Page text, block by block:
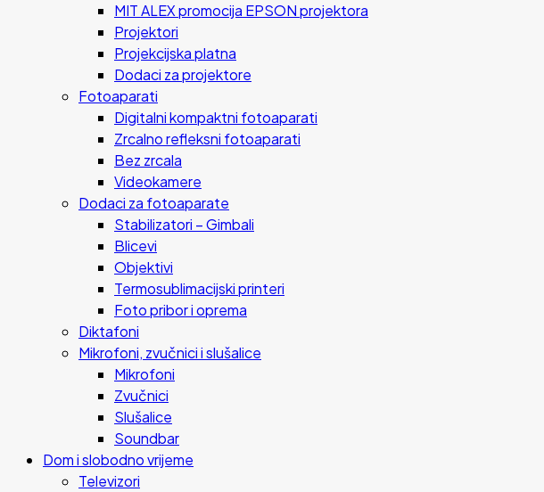
MIT ALEX promocija EPSON projektora
Projektori
Projekcijska platna
Dodaci za projektore
Fotoaparati
Digitalni kompaktni fotoaparati
Zrcalno refleksni fotoaparati
Bez zrcala
Videokamere
Dodaci za fotoaparate
Stabilizatori – Gimbali
Blicevi
Objektivi
Termosublimacijski printeri
Foto pribor i oprema
Diktafoni
Mikrofoni, zvučnici i slušalice
Mikrofoni
Zvučnici
Slušalice
Soundbar
Dom i slobodno vrijeme
Televizori